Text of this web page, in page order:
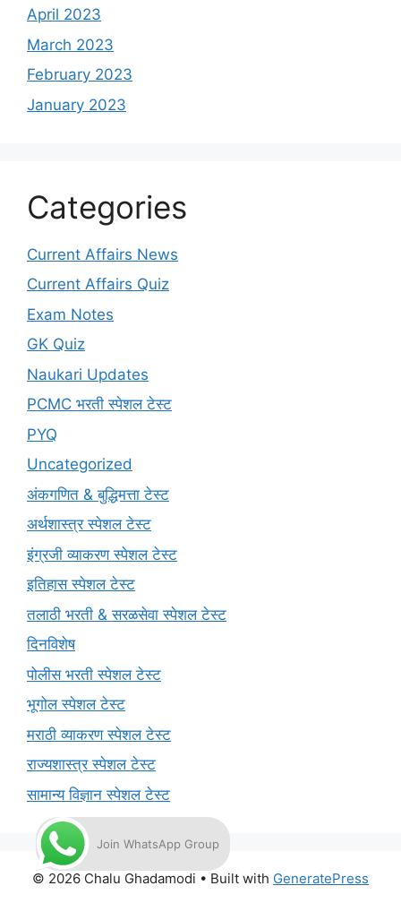
April 2023
March 2023
February 2023
January 2023
Categories
Current Affairs News
Current Affairs Quiz
Exam Notes
GK Quiz
Naukari Updates
PCMC भरती स्पेशल टेस्ट
PYQ
Uncategorized
अंकगणित & बुद्धिमत्ता टेस्ट
अर्थशास्त्र स्पेशल टेस्ट
इंग्रजी व्याकरण स्पेशल टेस्ट
इतिहास स्पेशल टेस्ट
तलाठी भरती & सरळसेवा स्पेशल टेस्ट
दिनविशेष
पोलीस भरती स्पेशल टेस्ट
भूगोल स्पेशल टेस्ट
मराठी व्याकरण स्पेशल टेस्ट
राज्यशास्त्र स्पेशल टेस्ट
सामान्य विज्ञान स्पेशल टेस्ट
© 2026 Chalu Ghadamodi • Built with GeneratePress
Join WhatsApp Group